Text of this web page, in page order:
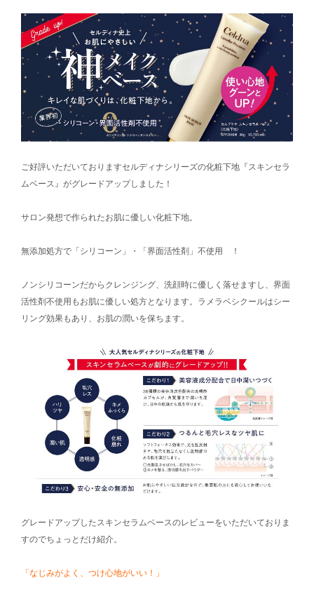
ご好評いただいておりますセルディナシリーズの化粧下地『スキンセラ
ムベース』がグレードアップしました！
サロン発想で作られたお肌に優しい化粧下地。
無添加処方で「シリコーン」・「界面活性剤」不使用 ！
ノンシリコーンだからクレンジング、洗顔時に優しく落せますし、界面
活性剤不使用もお肌に優しい処方となります。ラメラベシクールはシー
リング効果もあり、お肌の潤いを保ちます。
グレードアップしたスキンセラムベースのレビューをいただいておりま
すのでちょっとだけ紹介。
「なじみがよく、つけ心地がいい！」